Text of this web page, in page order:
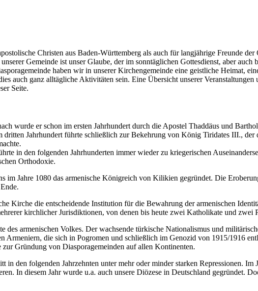
Christen aus Baden-Württemberg als auch für langjährige Freunde
Gemeinde ist unser Glaube, der im sonntäglichen Gottesdienst, aber auch
haben wir in unserer Kirchengemeinde eine geistliche Heimat,
auch ganz alltägliche Aktivitäten sein. Eine Übersicht unserer
Seite.
wurde er schon im ersten Jahrhundert durch die Apostel Thaddäus und
Jahrhundert führte schließlich zur Bekehrung von König Tiridates III., der
in den folgenden Jahrhunderten immer wieder zu kriegerischen
Orthodoxie.
Jahre 1080 das armenische Königreich von Kilikien gegründet. Die
Kirche die entscheidende Institution für die Bewahrung der armenischen
kirchlicher Jurisdiktionen, von denen bis heute zwei Katholikate und zwei
des armenischen Volkes. Der wachsende türkische Nationalismus und
Armeniern, die sich in Pogromen und schließlich im Genozid von 1915/1916
Gründung von Diasporagemeinden auf allen Kontinenten.
den folgenden Jahrzehnten unter mehr oder minder starken Repressionen. Im
In diesem Jahr wurde u.a. auch unsere Diözese in Deutschland gegründet.